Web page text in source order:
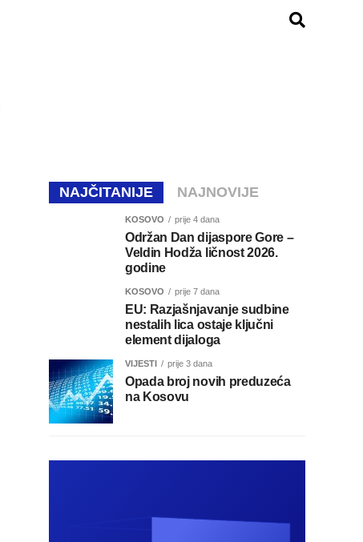
NAJČITANIJE NAJNOVIJE
KOSOVO prije 4 dana
Održan Dan dijaspore Gore –
Veldin Hodža ličnost 2026.
godine
KOSOVO prije 7 dana
EU: Razjašnjavanje sudbine
nestalih lica ostaje ključni
element dijaloga
VIJESTI prije 3 dana
Opada broj novih preduzeća
na Kosovu